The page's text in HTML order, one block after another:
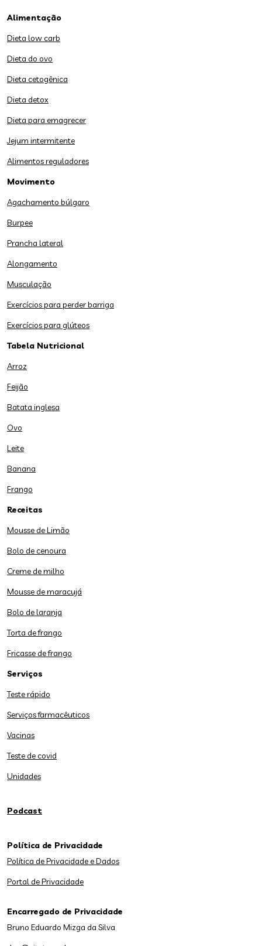
Alimentação
Dieta low carb
Dieta do ovo
Dieta cetogênica
Dieta detox
Dieta para emagrecer
Jejum intermitente
Alimentos reguladores
Movimento
Agachamento búlgaro
Burpee
Prancha lateral
Alongamento
Musculação
Exercícios para perder barriga
Exercícios para glúteos
Tabela Nutricional
Arroz
Feijão
Batata inglesa
Ovo
Leite
Banana
Frango
Receitas
Mousse de Limão
Bolo de cenoura
Creme de milho
Mousse de maracujá
Bolo de laranja
Torta de frango
Fricasse de frango
Serviços
Teste rápido
Serviços farmacêuticos
Vacinas
Teste de covid
Unidades
Podcast
Política de Privacidade
Política de Privacidade e Dados
Portal de Privacidade
Encarregado de Privacidade
Bruno Eduardo Mizga da Silva